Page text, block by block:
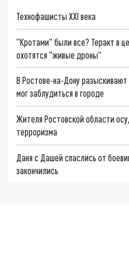
Технофашисты XXI века
"Кротами" были все? Теракт в
охотятся "живые дроны"
В Ростове-на-Дону
мог заблудиться в городе
Жителя Ростовской области
терроризма
Даня с Дашей спаслись от
закончились